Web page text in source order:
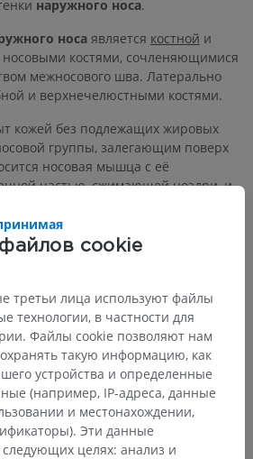
наружного носа.
носа является костной и
костями, сочленяющимися
межносового шва. Латерально
и верхнечелюстными костями.
кожей без подлежащих жировых
группы, залегающим поверх
носовая мышца с её
частью, сжимающей ноздри, и
как вторая — совместно с
носа, — способствует
переводом? СООБЩИТЬ
Anatomy, Head and Neck, Face. [Updated
[Internet]. Treasure Island (FL): StatPearls
from:
cookie
третьи лица используют файлы
технологии, в частности для
Файлы cookie позволяют нам
такую информацию, как
устройства и определенные
(например, IP-адреса, данные
и местонахождении,
Эти данные
целях: анализ и